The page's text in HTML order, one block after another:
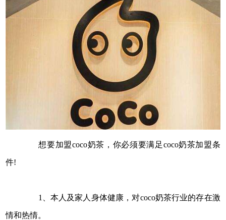
想要加盟coco奶茶，你必须要满足coco奶茶加盟条
件!
1、本人及家人身体健康，对coco奶茶行业的存在激
情和热情。